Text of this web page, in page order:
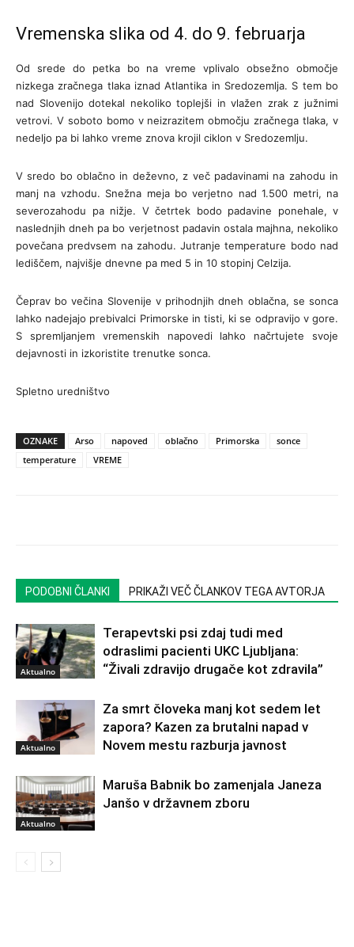
Vremenska slika od 4. do 9. februarja
Od srede do petka bo na vreme vplivalo obsežno območje
nizkega zračnega tlaka iznad Atlantika in Sredozemlja. S tem bo
nad Slovenijo dotekal nekoliko toplejši in vlažen zrak z južnimi
vetrovi. V soboto bomo v neizrazitem območju zračnega tlaka, v
nedeljo pa bi lahko vreme znova krojil ciklon v Sredozemlju.
V sredo bo oblačno in deževno, z več padavinami na zahodu in
manj na vzhodu. Snežna meja bo verjetno nad 1.500 metri, na
severozahodu pa nižje. V četrtek bodo padavine ponehale, v
naslednjih dneh pa bo verjetnost padavin ostala majhna, nekoliko
povečana predvsem na zahodu. Jutranje temperature bodo nad
lediščem, najvišje dnevne pa med 5 in 10 stopinj Celzija.
Čeprav bo večina Slovenije v prihodnjih dneh oblačna, se sonca
lahko nadejajo prebivalci Primorske in tisti, ki se odpravijo v gore.
S spremljanjem vremenskih napovedi lahko načrtujete svoje
dejavnosti in izkoristite trenutke sonca.
Spletno uredništvo
OZNAKE Arso napoved oblačno Primorska
sonce
temperature
VREME
PODOBNI ČLANKI PRIKAŽI VEČ ČLANKOV TEGA AVTORJA
Aktualno
Terapevtski psi zdaj tudi med
odraslimi pacienti UKC Ljubljana:
“Živali zdravijo drugače kot zdravila”
Aktualno
Za smrt človeka manj kot sedem let
zapora? Kazen za brutalni napad v
Novem mestu razburja javnost
Aktualno
Maruša Babnik bo zamenjala Janeza
Janšo v državnem zboru